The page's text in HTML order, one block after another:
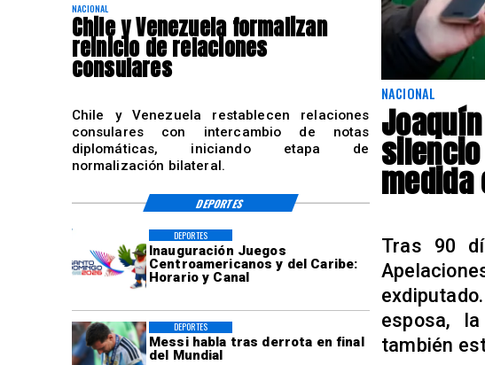
Inauguración Juegos
Centroamericanos y del Caribe:
Horario y Canal
DEPORTES
Messi habla tras derrota en final
del Mundial
DEPORTES
NACIONAL
Chile y Venezuela formalizan
reinicio de relaciones
consulares
Chile y Venezuela restablecen relaciones
consulares con intercambio de notas
diplomáticas, iniciando etapa de
normalización bilateral.
NACIONAL
Tras 90
esposa,
también
DEPORTES